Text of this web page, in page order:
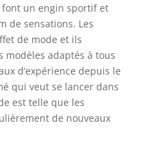
font un engin sportif et
de sensations. Les
de mode et ils
modèles adaptés à tous
d’expérience depuis le
qui veut se lancer dans
est telle que les
de nouveaux